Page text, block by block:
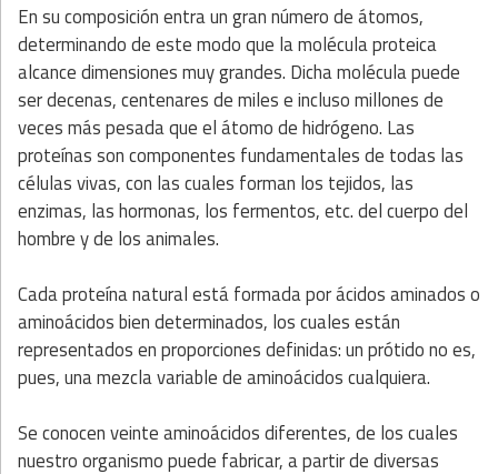
En su composición entra un gran número de átomos,
determinando de este modo que la molécula proteica
alcance dimensiones muy grandes. Dicha molécula puede
ser decenas, centenares de miles e incluso millones de
veces más pesada que el átomo de hidrógeno. Las
proteínas son componentes fundamentales de todas las
células vivas, con las cuales forman los tejidos, las
enzimas, las hormonas, los fermentos, etc. del cuerpo del
hombre y de los animales.
Cada proteína natural está formada por ácidos aminados o
aminoácidos bien determinados, los cuales están
representados en proporciones definidas: un prótido no es,
pues, una mezcla variable de aminoácidos cualquiera.
Se conocen veinte aminoácidos diferentes, de los cuales
nuestro organismo puede fabricar, a partir de diversas